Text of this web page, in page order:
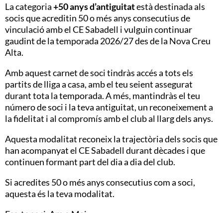
La categoria+50 anys d’antiguitatestà destinada als
socis que acreditin 50 o més anys consecutius de
vinculació amb el CE Sabadell i vulguin continuar
gaudint de la temporada 2026/27 des de la Nova Creu
Alta.
Amb aquest carnet de soci tindràs accés a tots els
partits de lliga a casa, amb el teu seient assegurat
durant tota la temporada. A més, mantindràs el teu
número de soci i la teva antiguitat, un reconeixement a
la fidelitat i al compromís amb el club al llarg dels anys.
Aquesta modalitat reconeix la trajectòria dels socis que
han acompanyat el CE Sabadell durant dècades i que
continuen formant part del dia a dia del club.
Si acredites 50 o més anys consecutius com a soci,
aquesta és la teva modalitat.